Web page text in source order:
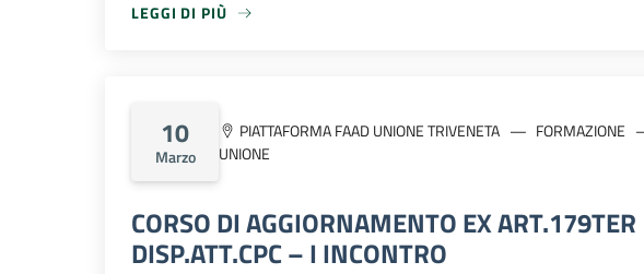
LEGGI DI PIÙ
LEGGI DI PIÙ
10
Marzo
PIATTAFORMA FAAD UNIONE TRIVENETA
FORMAZIONE
UNIONE
CORSO DI AGGIORNAMENTO EX ART.179TER
DISP.ATT.CPC – I INCONTRO